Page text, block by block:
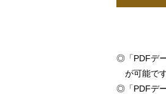
◎ 「PDFデ
が可能です
◎ 「PDFデ